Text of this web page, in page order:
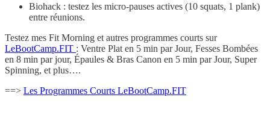
Biohack : testez les micro-pauses actives (10 squats, 1 plank)
entre réunions.
Testez mes Fit Morning et autres programmes courts sur
LeBootCamp.FIT : Ventre Plat en 5 min par Jour, Fesses Bombées
en 8 min par jour, Épaules & Bras Canon en 5 min par Jour, Super
Spinning, et plus….
==> Les Programmes Courts LeBootCamp.FIT